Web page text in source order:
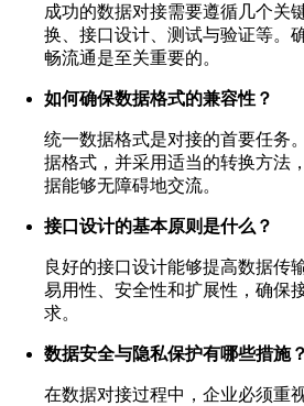
成功的数据对接需要遵循几个关
换、接口设计、测试与验证等。
畅流通是至关重要的。
如何确保数据格式的兼容性？
统一数据格式是对接的首要任务
据格式，并采用适当的转换方法
据能够无障碍地交流。
接口设计的基本原则是什么？
良好的接口设计能够提高数据传
易用性、安全性和扩展性，确保
求。
数据安全与隐私保护有哪些措施？
在数据对接过程中，企业必须重